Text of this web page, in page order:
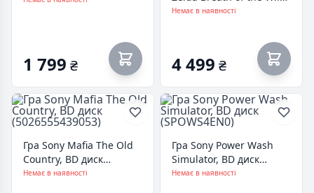
1 799 ₴
картридж (Switch 2)
Немає в наявності
4 499 ₴
Гра Sony Mafia The Old
Country, BD диск
(5026555439053)
Немає в наявності
Гра Sony Power Wash
Simulator, BD диск
(SPOWS4EN0)
Немає в наявності